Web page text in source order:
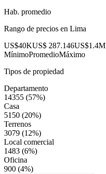
Hab. promedio
Rango de precios en Lima
US$40KUS$ 287.146US$1.4M
MínimoPromedioMáximo
Tipos de propiedad
Departamento
14355 (57%)
Casa
5150 (20%)
Terrenos
3079 (12%)
Local comercial
1483 (6%)
Oficina
900 (4%)